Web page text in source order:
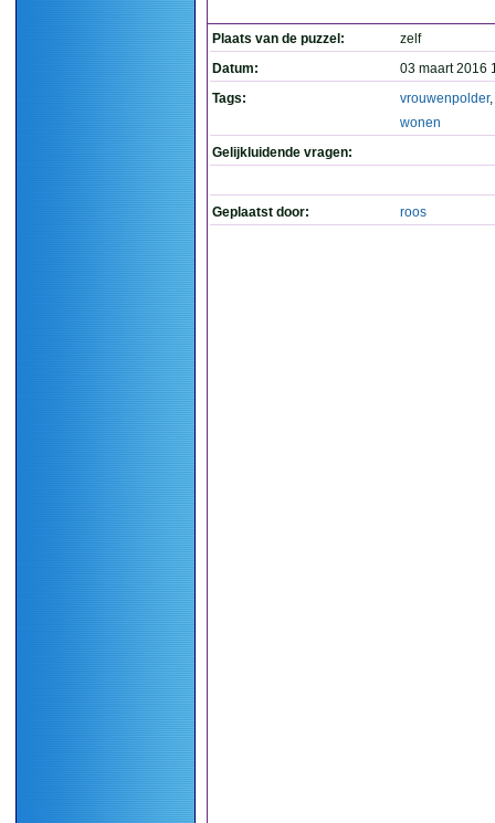
Plaats van de puzzel:
zelf
Datum:
03 maart 2016
Tags:
vrouwenpolder,
wonen
Gelijkluidende vragen:
Geplaatst door: roos